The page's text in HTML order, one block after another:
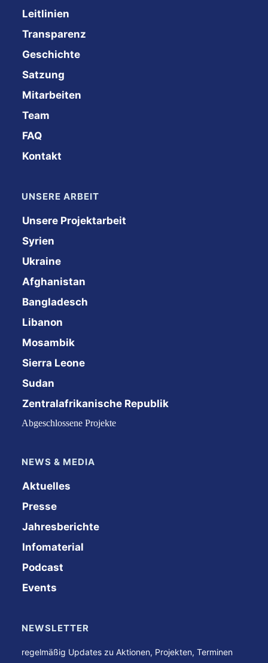
Leitlinien
Transparenz
Geschichte
Satzung
Mitarbeiten
Team
FAQ
Kontakt
UNSERE ARBEIT
Unsere Projektarbeit
Syrien
Ukraine
Afghanistan
Bangladesch
Libanon
Mosambik
Sierra Leone
Sudan
Zentralafrikanische Republik
Abgeschlossene Projekte
NEWS & MEDIA
Aktuelles
Presse
Jahresberichte
Infomaterial
Podcast
Events
NEWSLETTER
regelmäßig Updates zu Aktionen, Projekten, Terminen